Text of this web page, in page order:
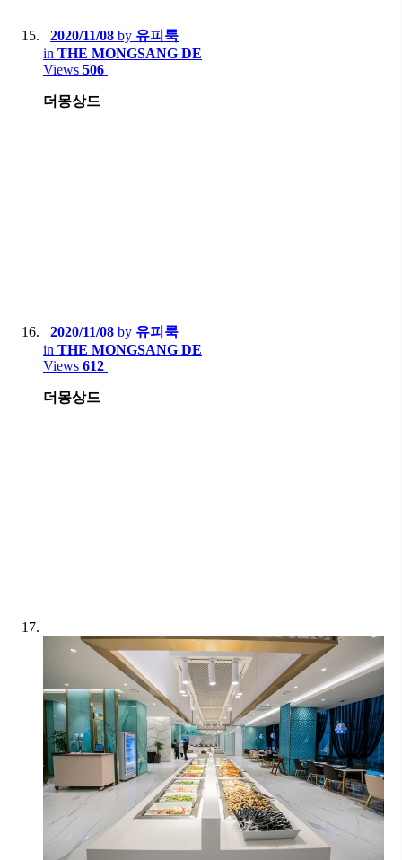
2020/11/08 by 유피룩
in THE MONGSANG DE
Views 506
더몽상드
2020/11/08 by 유피룩
in THE MONGSANG DE
Views 612
더몽상드